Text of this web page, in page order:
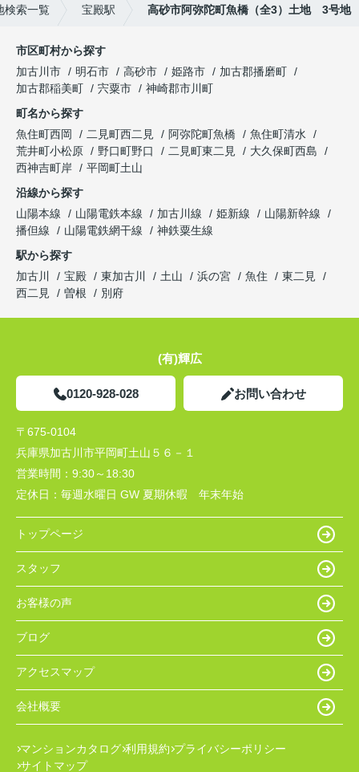
検索一覧 宝殿駅 高砂市阿弥陀町魚橋（全3）土地 3号地
市区町村から探す
加古川市
明石市 高砂市 姫路市
加古郡播磨町
加古郡稲美町
宍粟市
神崎郡市川町
町名から探す
魚住町西岡
二見町西二見 阿弥陀町魚橋
魚住町清水
荒井町小松原
野口町野口 二見町東二見
大久保町西島
西神吉町岸
平岡町土山
沿線から探す
山陽本線
山陽電鉄本線 加古川線 姫新線
山陽新幹線
播但線
山陽電鉄網干線
神鉄粟生線
駅から探す
加古川
宝殿 東加古川 土山 浜の宮 魚住
東二見
西二見
曽根 別府
(有)輝広
0120-928-028 お問い合わせ
〒675-0104
兵庫県加古川市平岡町土山５６－１
営業時間： 9:30～18:30
定休日： 毎週水曜日 GW 夏期休暇 年末年始
トップページ
スタッフ
お客様の声
ブログ
アクセスマップ
会社概要
マンションカタログ 利用規約 プライバシーポリシー
サイトマップ